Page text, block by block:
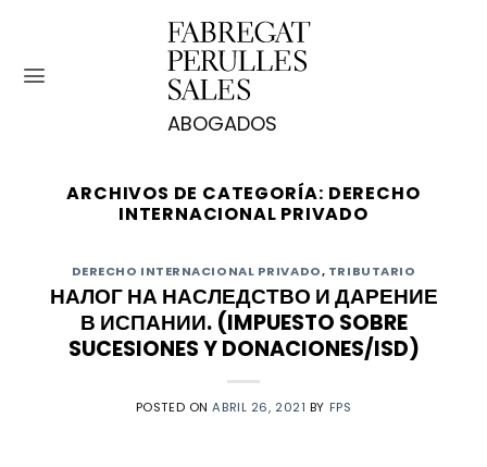
contenido
ARCHIVOS DE CATEGORÍA: DERECHO
INTERNACIONAL PRIVADO
DERECHO INTERNACIONAL PRIVADO, TRIBUTARIO
НАЛОГ НА НАСЛЕДСТВО И ДАРЕНИЕ
В ИСПАНИИ. (IMPUESTO SOBRE
SUCESIONES Y DONACIONES/ISD)
POSTED ONABRIL 26, 2021 BY FPS